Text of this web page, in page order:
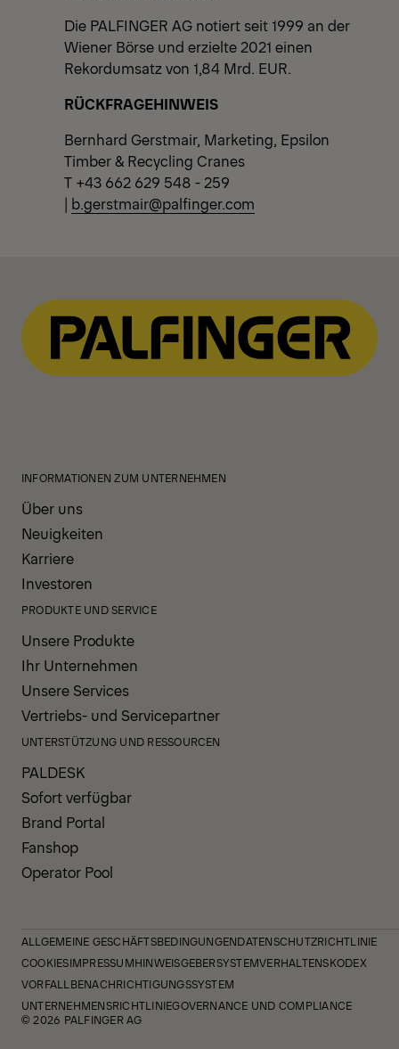
Die PALFINGER AG notiert seit 1999 an der
Wiener Börse und erzielte 2021 einen
Rekordumsatz von 1,84 Mrd. EUR.
RÜCKFRAGEHINWEIS
Bernhard Gerstmair, Marketing, Epsilon
Timber & Recycling Cranes
T +43 662 629 548 - 259
| b.gerstmair@palfinger.com
INFORMATIONEN ZUM UNTERNEHMEN
Über uns
Neuigkeiten
Karriere
Investoren
PRODUKTE UND SERVICE
Unsere Produkte
Ihr Unternehmen
Unsere Services
Vertriebs- und Servicepartner
UNTERSTÜTZUNG UND RESSOURCEN
PALDESK
Sofort verfügbar
Brand Portal
Fanshop
Operator Pool
ALLGEMEINE GESCHÄFTSBEDINGUNGENDATENSCHUTZRICHTLINIE
COOKIESIMPRESSUMHINWEISGEBERSYSTEMVERHALTENSKODEX
VORFALLBENACHRICHTIGUNGSSYSTEM
UNTERNEHMENSRICHTLINIEGOVERNANCE UND COMPLIANCE
© 2026 PALFINGER AG